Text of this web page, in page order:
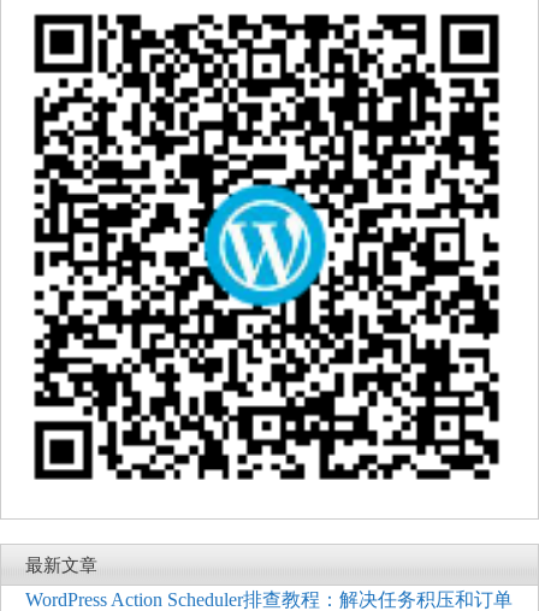
最新文章
WordPress Action Scheduler排查教程：解决任务积压和订单